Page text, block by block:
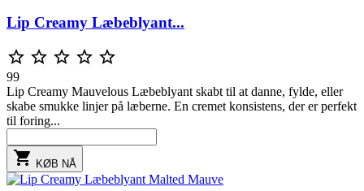
Lip Creamy Læbeblyant...
    
99
Lip Creamy Mauvelous Læbeblyant skabt til at danne, fylde, eller
skabe smukke linjer på læberne. En cremet konsistens, der er perfekt
til foring...
 KØB NÅ